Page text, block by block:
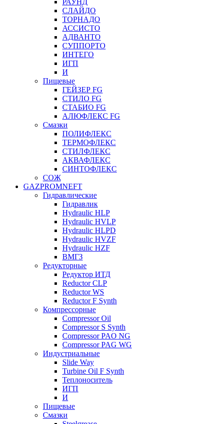
РАУНД
СЛАЙДО
ТОРНАДО
АССИСТО
АДВАНТО
СУППОРТО
ИНТЕГО
ИГП
И
Пищевые
ГЕЙЗЕР FG
СТИЛО FG
СТАБИО FG
АЛЮФЛЕКС FG
Смазки
ПОЛИФЛЕКС
ТЕРМОФЛЕКС
СТИЛФЛЕКС
АКВАФЛЕКС
СИНТОФЛЕКС
СОЖ
GAZPROMNEFT
Гидравлические
Гидравлик
Hydraulic HLP
Hydraulic HVLP
Hydraulic HLPD
Hydraulic HVZF
Hydraulic HZF
ВМГЗ
Редукторные
Редуктор ИТД
Reductor CLP
Reductor WS
Reductor F Synth
Компрессорные
Compressor Oil
Compressor S Synth
Compressor PAO NG
Compressor PAG WG
Индустриальные
Slide Way
Turbine Oil F Synth
Теплоноситель
ИГП
И
Пищевые
Смазки